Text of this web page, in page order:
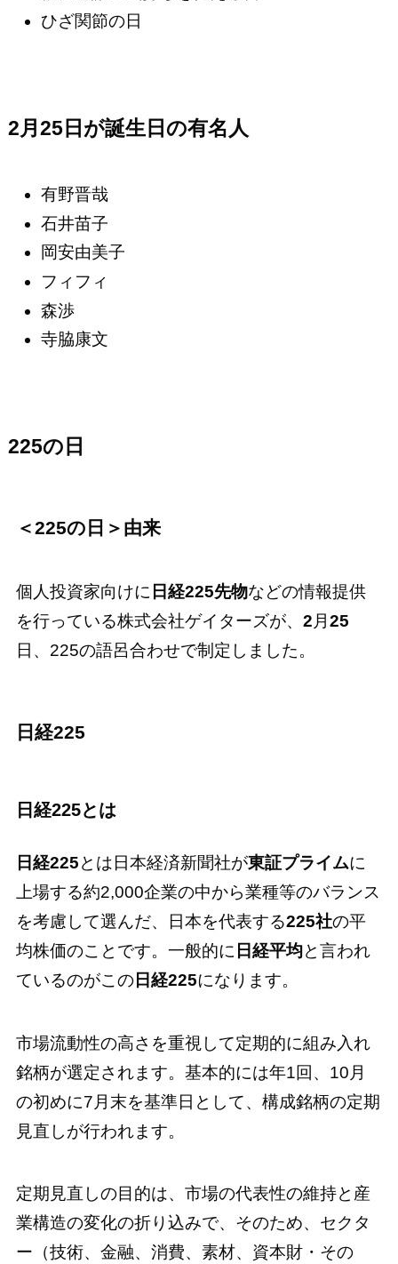
ひざ関節の日
2月25日が誕生日の有名人
有野晋哉
石井苗子
岡安由美子
フィフィ
森渉
寺脇康文
225の日
＜225の日＞由来
個人投資家向けに 日経225先物などの情報提供
を行っている株式会社ゲイターズが、 2 月 25
日、225の語呂合わせで制定しました。
日経225
日経225とは
日経225とは日本経済新聞社が東証プライムに
上場する約2,000企業の中から業種等のバランス
を考慮して選んだ、日本を代表する225社の平
均株価のことです。一般的に 日経平均と言われ
ているのがこの日経225になります。
市場流動性の高さを重視して定期的に組み入れ
銘柄が選定されます。基本的には年1回、10月
の初めに7月末を基準日として、構成銘柄の定期
見直しが行われます。
定期見直しの目的は、市場の代表性の維持と産
業構造の変化の折り込みで、そのため、セクタ
ー（技術、金融、消費、素材、資本財・その